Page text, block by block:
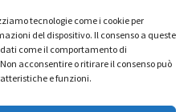
tecnologie come i cookie per
del dispositivo. Il consenso a queste
come il comportamento di
acconsentire o ritirare il consenso può
e funzioni.